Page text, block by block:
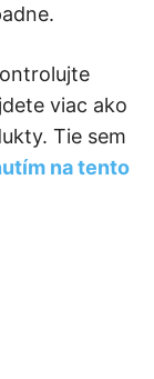
viac ako
Tie sem
na tento